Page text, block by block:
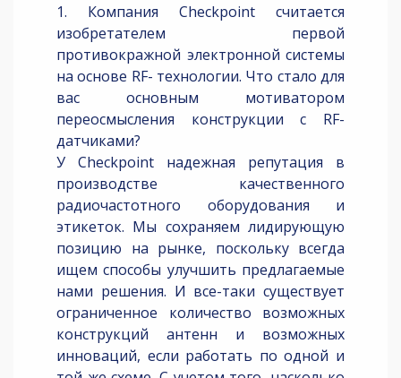
1. Компания Checkpoint считается
изобретателем первой
противокражной электронной системы
на основе RF- технологии. Что стало для
вас основным мотиватором
переосмысления конструкции с RF-
датчиками?
У Checkpoint надежная репутация в
производстве качественного
радиочастотного оборудования и
этикеток. Мы сохраняем лидирующую
позицию на рынке, поскольку всегда
ищем способы улучшить предлагаемые
нами решения. И все-таки существует
ограниченное количество возможных
конструкций антенн и возможных
инноваций, если работать по одной и